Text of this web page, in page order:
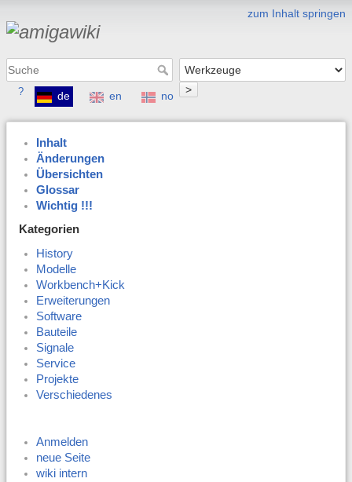
zum Inhalt springen
>
? de en no
Inhalt
Änderungen
Übersichten
Glossar
Wichtig !!!
Kategorien
History
Modelle
Workbench+Kick
Erweiterungen
Software
Bauteile
Signale
Service
Projekte
Verschiedenes
Anmelden
neue Seite
wiki intern